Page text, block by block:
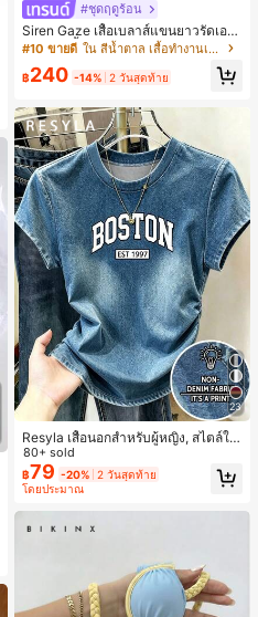
#ชุดฤดูร้อน
Siren Gaze เสื้อเบลาส์แขนยาวรัดเอว
ลายจุดสีน้ำตาลใหม่สำหรับฤดูใบไม้ร่ว
#10 ขายดี ใน สีน้ำตาล เสื้อทำงานเนื้อผ้านุ่ม
฿240 -14% 2 วันสุดท้าย
23
Resyla เสื้อนอกสำหรับผู้หญิง, สไตล์ให
ม่ฤดูร้อน, กีฬากลางแจ้งแบบสบายๆ, ลา
ยออกแบบ, พิมพ์ตัวอักษร & ตัวเลข สีน้ำ
เงิน แฟชั่น & อเนกประสงค์ เสื้อยืด, สตรี
ทแวร์ถ่ายภาพ, สไตล์สตรีท, เทศกาล, เ
สื้อยืดสำหรับผู้หญิง
80+ sold
฿79 -20% 2 วันสุดท้าย
โดยประมาณ